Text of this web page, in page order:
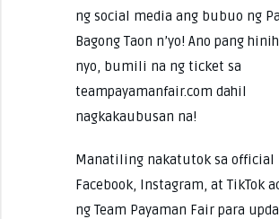
ng social media ang bubuo ng
Bagong Taon n’yo! Ano pang
nyo, bumili na ng ticket sa
teampayamanfair.com dahil
nagkakaubusan na!
Manatiling nakatutok sa official
Facebook, Instagram, at TikTok
ng Team Payaman Fair para